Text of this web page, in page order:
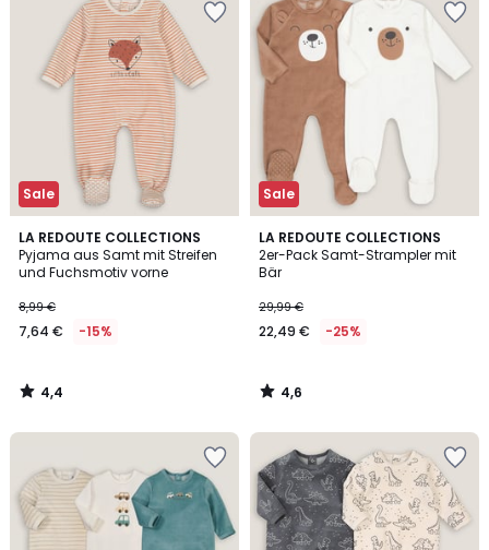
Sale
LA REDOUTE COLLECTIONS
Pyjama aus Samt mit Streifen
und Fuchsmotiv vorne
8,99 €
7,64 € -15%
4,4
/ 5
4,4
/
Sale
LA REDOUTE COLLECTIONS
2er-Pack Samt-Strampler mit
Bär
29,99 €
22,49 € -25%
4,6
/ 5
4,6
/